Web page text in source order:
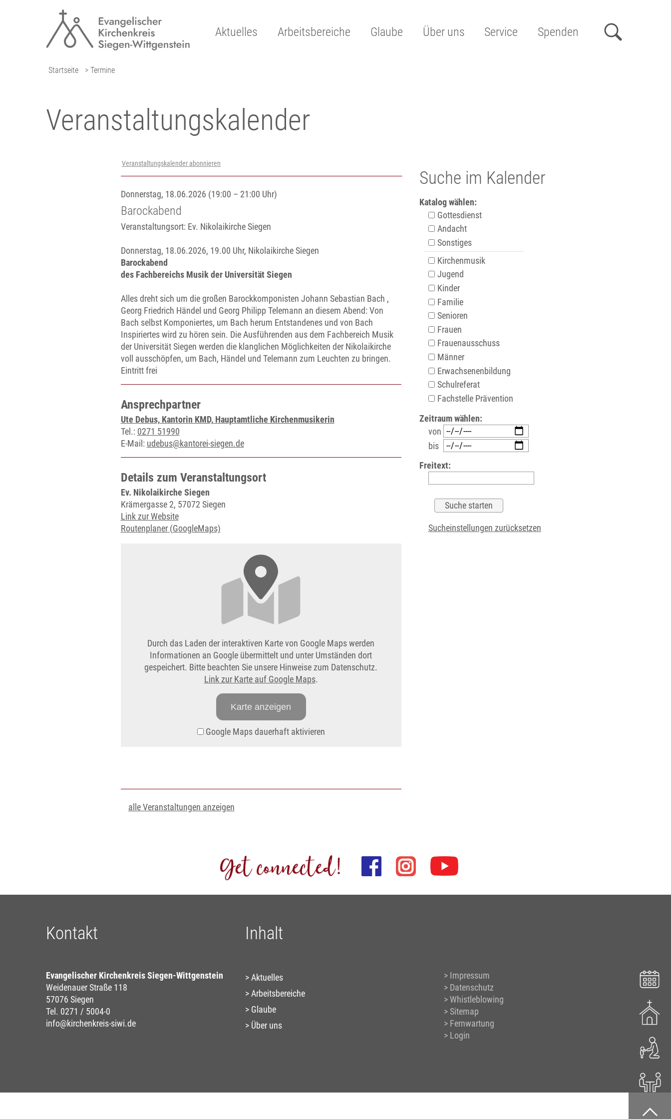
Aktuelles Arbeitsbereiche Glaube Über uns Service Spenden
Startseite > Termine
Veranstaltungs­kalender
Suche im Kalender
Katalog wählen:
Gottesdienst
Andacht
Sonstiges
Kirchenmusik
Jugend
Kinder
Familie
Senioren
Frauen
Frauenausschuss
Männer
Erwachsenenbildung
Schulreferat
Fachstelle Prävention
Zeitraum wählen:
von
bis
Freitext:
Sucheinstellungen zurücksetzen
Veranstaltungskalender abonnieren
Donnerstag, 18.06.2026 (19:00 – 21:00 Uhr)
Barockabend
Veranstaltungsort: Ev. Nikolaikirche Siegen
Donnerstag, 18.06.2026, 19.00 Uhr, Nikolaikirche Siegen
Barockabend
des Fachbereichs Musik der Universität Siegen
Alles dreht sich um die großen Barockkomponisten Johann Sebastian Bach ,
Georg Friedrich Händel und Georg Philipp Telemann an diesem Abend: Von
Bach selbst Komponiertes, um Bach herum Entstandenes und von Bach
Inspiriertes wird zu hören sein. Die Ausführenden aus dem Fachbereich Musik
der Universität Siegen werden die klanglichen Möglichkeiten der Nikolaikirche
voll ausschöpfen, um Bach, Händel und Telemann zum Leuchten zu bringen.
Eintritt frei
Ansprechpartner
Ute Debus, Kantorin KMD, Hauptamtliche Kirchenmusikerin
Tel.: 0271 51990
E-Mail: udebus@kantorei-siegen.de
Details zum Veranstaltungsort
Ev. Nikolaikirche Siegen
Krämergasse 2, 57072 Siegen
Link zur Website
Routenplaner (GoogleMaps)
Durch das Laden der interaktiven Karte von Google Maps werden
Informationen an Google übermittelt und unter Umständen dort
gespeichert. Bitte beachten Sie unsere Hinweise zum Datenschutz.
Link zur Karte auf Google Maps.
Karte anzeigen
Google Maps dauerhaft aktivieren
alle Veranstaltungen anzeigen
Kontakt
Evangelischer Kirchenkreis Siegen-Wittgenstein
Weidenauer Straße 118
57076 Siegen
Tel. 0271 / 5004-0
info@kirchenkreis-siwi.de
Inhalt
Aktuelles
Arbeitsbereiche
Glaube
Über uns
Impressum
Datenschutz
Whistleblowing
Sitemap
Fernwartung
Login